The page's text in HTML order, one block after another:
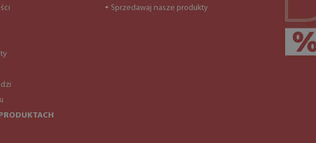
● Sprzedawaj nasze produkty